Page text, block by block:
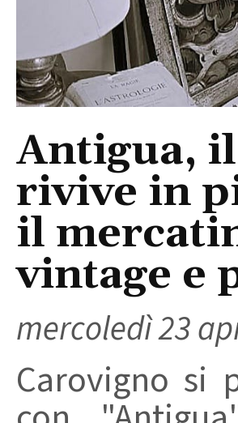
Antigua,
rivive in
il
vintage e
mercoledì 23
Carovigno si